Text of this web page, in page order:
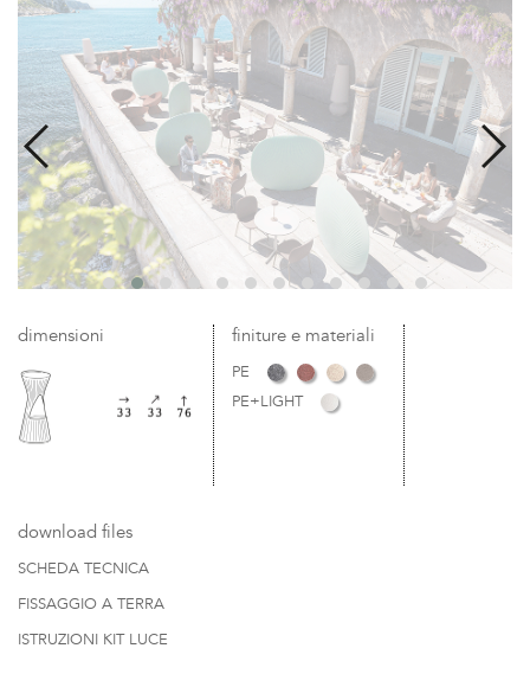
dimensioni finiture e materiali
PE
PE+LIGHT
download files
SCHEDA TECNICA
FISSAGGIO A TERRA
ISTRUZIONI KIT LUCE